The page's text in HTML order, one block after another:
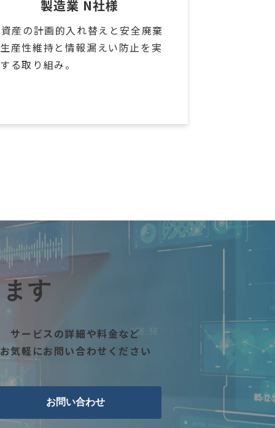
製造業 N社様
産の計画的入れ替えと安全廃棄
産性維持と情報漏えい防止を実
る取り組み。
す
サービスの詳細や料金など
お気軽にお問い合わせください
お問い合わせ